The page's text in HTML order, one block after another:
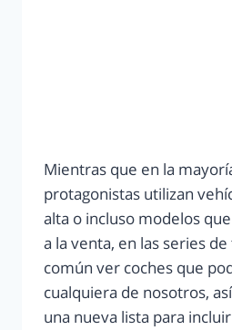
Mientras que en la
protagonistas utilizan
alta o incluso modelos
a la venta, en las series
común ver coches que
cualquiera de nosotros,
una nueva lista para